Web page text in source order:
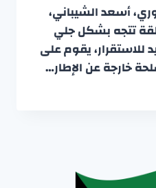
أسعد الشيباني،
تتجه بشكل جلي
يقوم على
خارجة عن الإطار…